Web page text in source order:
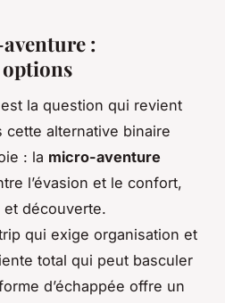
:
la question qui revient
alternative binaire
: la micro-aventure
l’évasion et le confort,
découverte.
qui exige organisation et
total qui peut basculer
d’échappée offre un